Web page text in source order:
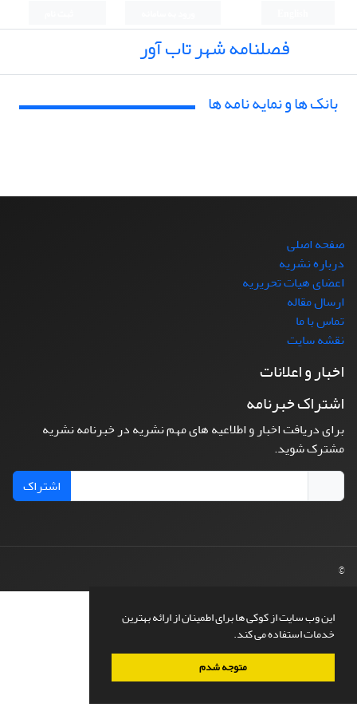
این وب سایت از کوکی ها برای اطمینان از ارائه بهترین
خدمات استفاده می کند.
متوجه شدم
فصلنامه شهر تاب آور
بانک ها و نمایه نامه ها
صفحه اصلی
درباره نشریه
اعضای هیات تحریریه
ارسال مقاله
تماس با ما
نقشه سایت
اخبار و اعلانات
اشتراک خبرنامه
برای دریافت اخبار و اطلاعیه های مهم نشریه در خبرنامه نشریه
مشترک شوید.
اشتراک
©